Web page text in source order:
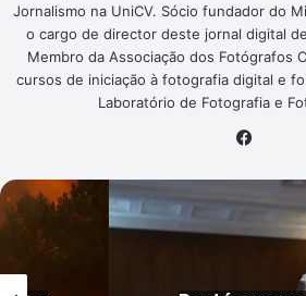
Jornalismo na UniCV. Sócio fundador do
o cargo de director deste jornal digital
Membro da Associação dos Fotógrafos
cursos de iniciação à fotografia digital e
Laboratório de Fotografia e